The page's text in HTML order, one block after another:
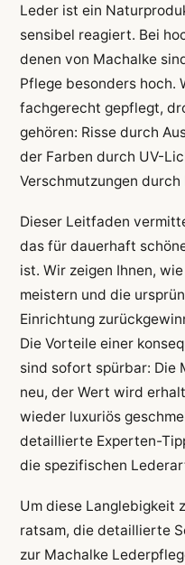
Leder ist ein
sensibel reagiert. Bei
denen von Machalke
Pflege besonders hoch.
fachgerecht gepflegt,
gehören: Risse durch
der Farben durch UV-
Verschmutzungen
Dieser Leitfaden
das für dauerhaft
ist. Wir zeigen Ihnen,
meistern und die
Einrichtung
Die Vorteile einer
sind sofort spürbar: Die
neu, der Wert wird
wieder luxuriös
detaillierte Experten-
die spezifischen
Um diese Langlebigkeit
ratsam, die detaillierte
zur Machalke